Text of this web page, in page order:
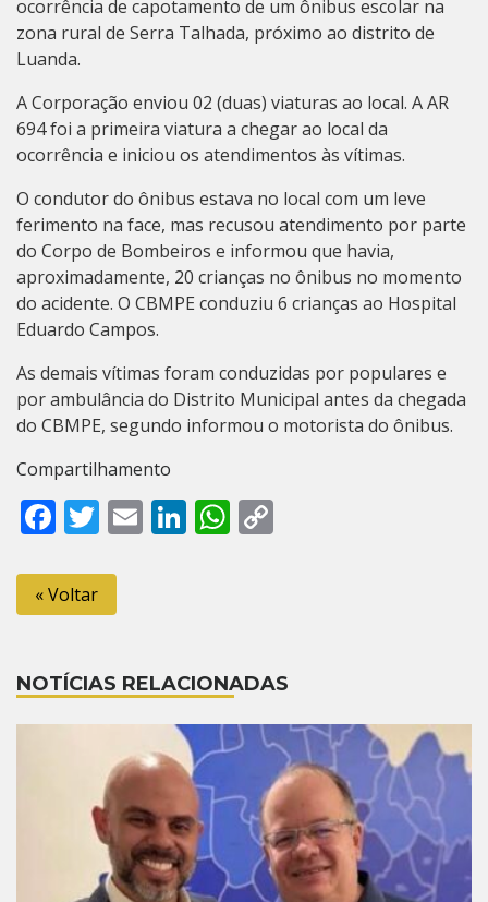
ocorrência de capotamento de um ônibus escolar na
zona rural de Serra Talhada, próximo ao distrito de
Luanda.
A Corporação enviou 02 (duas) viaturas ao local. A AR
694 foi a primeira viatura a chegar ao local da
ocorrência e iniciou os atendimentos às vítimas.
O condutor do ônibus estava no local com um leve
ferimento na face, mas recusou atendimento por parte
do Corpo de Bombeiros e informou que havia,
aproximadamente, 20 crianças no ônibus no momento
do acidente. O CBMPE conduziu 6 crianças ao Hospital
Eduardo Campos.
As demais vítimas foram conduzidas por populares e
por ambulância do Distrito Municipal antes da chegada
do CBMPE, segundo informou o motorista do ônibus.
Compartilhamento
Facebook
Twitter
EmailLinkedIn
WhatsApp
« Voltar
NOTÍCIAS RELACIONADAS